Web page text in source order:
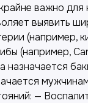
важно для
выявить
(например,
(например,
назначается
—